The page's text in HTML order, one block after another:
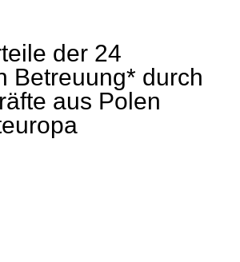
der 24
Betreuung* durch
aus Polen